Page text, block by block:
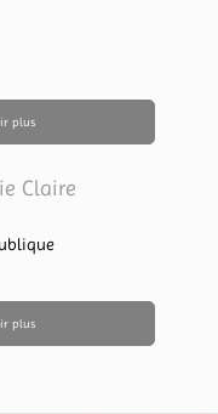
plus
Claire
plus